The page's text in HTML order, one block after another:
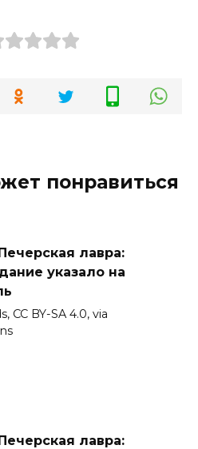
понравиться
лавра:
указало на
CC BY-SA 4.0, via
лавра: